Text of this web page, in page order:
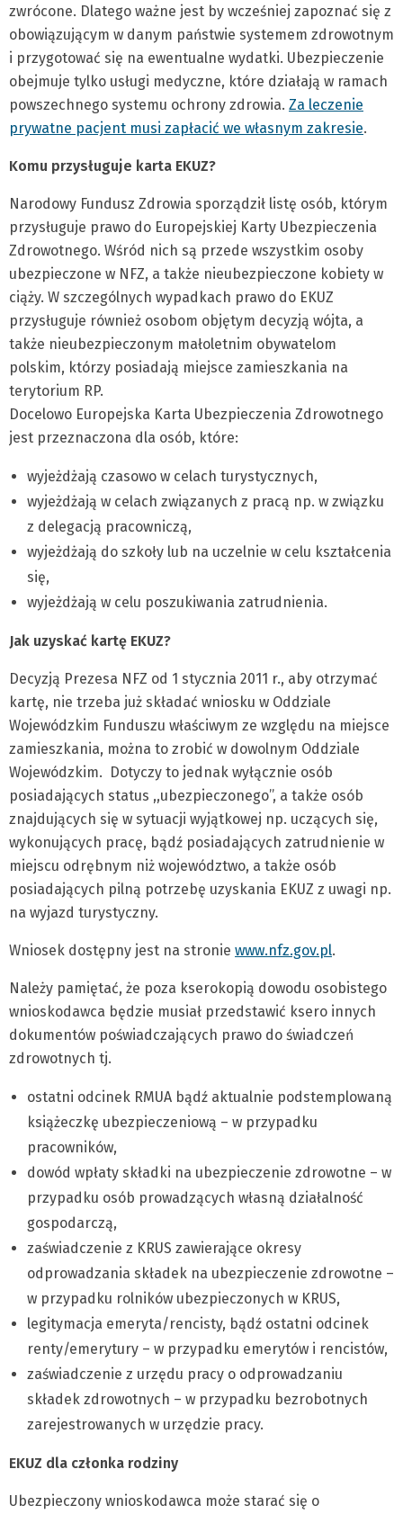
zwrócone. Dlatego ważne jest by wcześniej zapoznać się z
obowiązującym w danym państwie systemem zdrowotnym
i przygotować się na ewentualne wydatki. Ubezpieczenie
obejmuje tylko usługi medyczne, które działają w ramach
powszechnego systemu ochrony zdrowia. Za leczenie
prywatne pacjent musi zapłacić we własnym zakresie.
Komu przysługuje karta EKUZ?
Narodowy Fundusz Zdrowia sporządził listę osób, którym
przysługuje prawo do Europejskiej Karty Ubezpieczenia
Zdrowotnego. Wśród nich są przede wszystkim osoby
ubezpieczone w NFZ, a także nieubezpieczone kobiety w
ciąży. W szczególnych wypadkach prawo do EKUZ
przysługuje również osobom objętym decyzją wójta, a
także nieubezpieczonym małoletnim obywatelom
polskim, którzy posiadają miejsce zamieszkania na
terytorium RP.
Docelowo Europejska Karta Ubezpieczenia Zdrowotnego
jest przeznaczona dla osób, które:
wyjeżdżają czasowo w celach turystycznych,
wyjeżdżają w celach związanych z pracą np. w związku
z delegacją pracowniczą,
wyjeżdżają do szkoły lub na uczelnie w celu kształcenia
się,
wyjeżdżają w celu poszukiwania zatrudnienia.
Jak uzyskać kartę EKUZ?
Decyzją Prezesa NFZ od 1 stycznia 2011 r., aby otrzymać
kartę, nie trzeba już składać wniosku w Oddziale
Wojewódzkim Funduszu właściwym ze względu na miejsce
zamieszkania, można to zrobić w dowolnym Oddziale
Wojewódzkim. Dotyczy to jednak wyłącznie osób
posiadających status ,,ubezpieczonego’’, a także osób
znajdujących się w sytuacji wyjątkowej np. uczących się,
wykonujących pracę, bądź posiadających zatrudnienie w
miejscu odrębnym niż województwo, a także osób
posiadających pilną potrzebę uzyskania EKUZ z uwagi np.
na wyjazd turystyczny.
Wniosek dostępny jest na stronie www.nfz.gov.pl.
Należy pamiętać, że poza kserokopią dowodu osobistego
wnioskodawca będzie musiał przedstawić ksero innych
dokumentów poświadczających prawo do świadczeń
zdrowotnych tj.
ostatni odcinek RMUA bądź aktualnie podstemplowaną
książeczkę ubezpieczeniową – w przypadku
pracowników,
dowód wpłaty składki na ubezpieczenie zdrowotne – w
przypadku osób prowadzących własną działalność
gospodarczą,
zaświadczenie z KRUS zawierające okresy
odprowadzania składek na ubezpieczenie zdrowotne –
w przypadku rolników ubezpieczonych w KRUS,
legitymacja emeryta/rencisty, bądź ostatni odcinek
renty/emerytury – w przypadku emerytów i rencistów,
zaświadczenie z urzędu pracy o odprowadzaniu
składek zdrowotnych – w przypadku bezrobotnych
zarejestrowanych w urzędzie pracy.
EKUZ dla członka rodziny
Ubezpieczony wnioskodawca może starać się o